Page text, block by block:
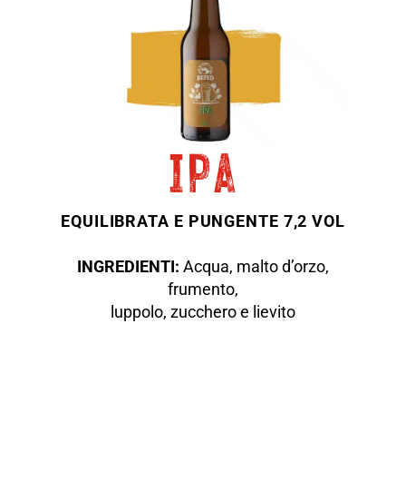
ipa
EQUILIBRATA E PUNGENTE 7,2 VOL
INGREDIENTI: Acqua, malto d’orzo,
frumento,
luppolo, zucchero e lievito